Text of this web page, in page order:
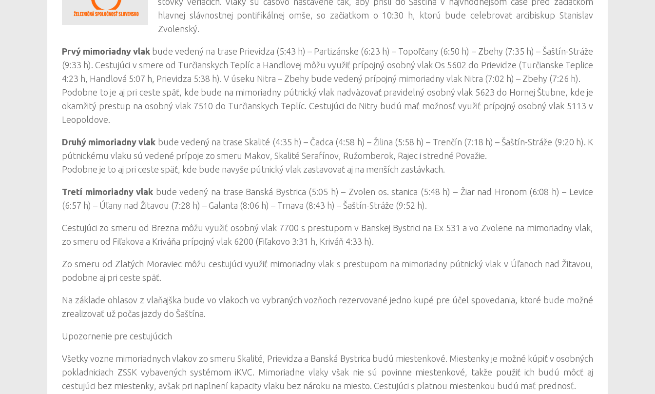
hlavnej slávnostnej pontifikálnej omše, so začiatkom o 10:30 h, ktorú bude celebrovať arcibiskup Stanislav
Zvolenský.
Prvý mimoriadny vlak bude vedený na trase Prievidza (5:43 h) – Partizánske (6:23 h) – Topoľčany (6:50 h) – Zbehy (7:35 h) – Šaštín-Stráže
(9:33 h). Cestujúci v smere od Turčianskych Teplíc a Handlovej môžu využiť prípojný osobný vlak Os 5602 do Prievidze (Turčianske Teplice
4:23 h, Handlová 5:07 h, Prievidza 5:38 h). V úseku Nitra – Zbehy bude vedený prípojný mimoriadny vlak Nitra (7:02 h) – Zbehy (7:26 h).
Podobne to je aj pri ceste späť, kde bude na mimoriadny pútnický vlak nadväzovať pravidelný osobný vlak 5623 do Hornej Štubne, kde je
okamžitý prestup na osobný vlak 7510 do Turčianskych Teplíc. Cestujúci do Nitry budú mať možnosť využiť prípojný osobný vlak 5113 v
Leopoldove.
Druhý mimoriadny vlak bude vedený na trase Skalité (4:35 h) – Čadca (4:58 h) – Žilina (5:58 h) – Trenčín (7:18 h) – Šaštín-Stráže (9:20 h). K
pútnickému vlaku sú vedené prípoje zo smeru Makov, Skalité Serafínov, Ružomberok, Rajec i stredné Považie.
Podobne je to aj pri ceste späť, kde bude navyše pútnický vlak zastavovať aj na menších zastávkach.
Tretí mimoriadny vlak bude vedený na trase Banská Bystrica (5:05 h) – Zvolen os. stanica (5:48 h) – Žiar nad Hronom (6:08 h) – Levice
(6:57 h) – Úľany nad Žitavou (7:28 h) – Galanta (8:06 h) – Trnava (8:43 h) – Šaštín-Stráže (9:52 h).
Cestujúci zo smeru od Brezna môžu využiť osobný vlak 7700 s prestupom v Banskej Bystrici na Ex 531 a vo Zvolene na mimoriadny vlak,
zo smeru od Fiľakova a Kriváňa prípojný vlak 6200 (Fiľakovo 3:31 h, Kriváň 4:33 h).
Zo smeru od Zlatých Moraviec môžu cestujúci využiť mimoriadny vlak s prestupom na mimoriadny pútnický vlak v Úľanoch nad Žitavou,
podobne aj pri ceste späť.
Na základe ohlasov z vlaňajška bude vo vlakoch vo vybraných vozňoch rezervované jedno kupé pre účel spovedania, ktoré bude možné
zrealizovať už počas jazdy do Šaštína.
Upozornenie pre cestujúcich
Všetky vozne mimoriadnych vlakov zo smeru Skalité, Prievidza a Banská Bystrica budú miestenkové. Miestenky je možné kúpiť v osobných
pokladniciach ZSSK vybavených systémom iKVC. Mimoriadne vlaky však nie sú povinne miestenkové, takže použiť ich budú môcť aj
cestujúci bez miestenky, avšak pri naplnení kapacity vlaku bez nároku na miesto. Cestujúci s platnou miestenkou budú mať prednosť.